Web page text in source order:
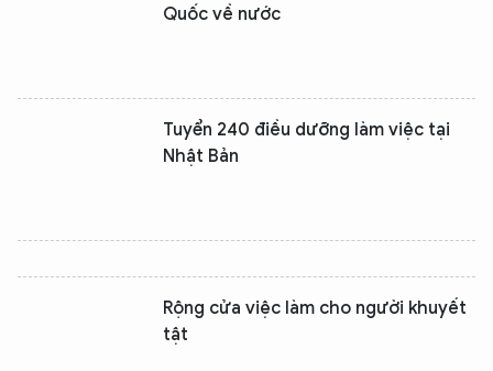
Quốc về nước
Tuyển 240 điều dưỡng làm việc tại
Nhật Bản
Rộng cửa việc làm cho người khuyết
tật